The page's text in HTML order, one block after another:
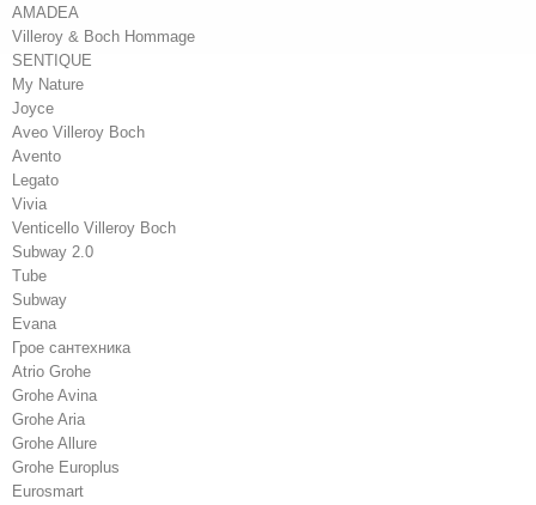
AMADEA
Villeroy & Boch Hommage
SENTIQUE
My Nature
Joyce
Aveo Villeroy Boch
Avento
Legato
Vivia
Venticello Villeroy Boch
Subway 2.0
Tube
Subway
Evana
Грое сантехника
Atrio Grohe
Grohe Avina
Grohe Aria
Grohe Allure
Grohe Europlus
Eurosmart